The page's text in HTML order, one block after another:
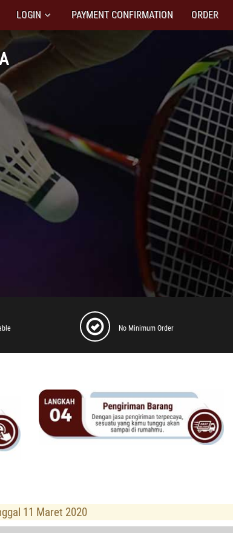
LOGIN PAYMENT CONFIRMATION ORDER
No Minimum Order
11 Maret 2020